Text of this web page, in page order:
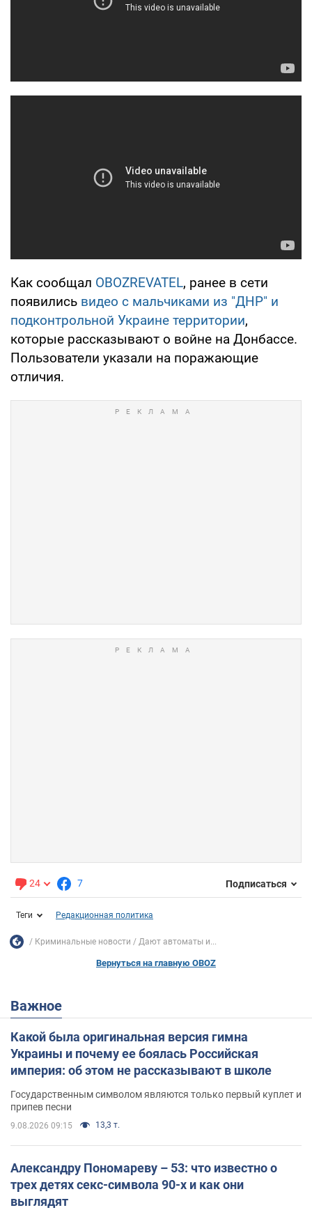
Как сообщал OBOZREVATEL, ранее в сети
появились видео с мальчиками из "ДНР" и
подконтрольной Украине территории,
которые рассказывают о войне на Донбассе.
Пользователи указали на поражающие
отличия.
24 7 Подписаться
Теги Редакционная политика
Криминальные новости Дают автоматы и...
Вернуться на главную OBOZ
Важное
Какой была оригинальная версия гимна
Украины и почему ее боялась Российская
империя: об этом не рассказывают в школе
Государственным символом являются только первый куплет и
припев песни
9.08.2026 09:15 13,3 т.
Александру Пономареву – 53: что известно о
трех детях секс-символа 90-х и как они
выглядят